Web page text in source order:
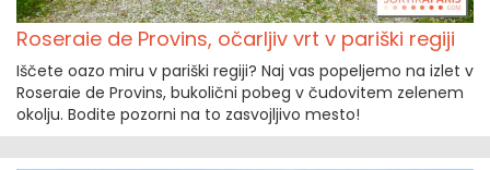
Roseraie de Provins, očarljiv vrt v pariški regiji
Iščete oazo miru v pariški regiji? Naj vas popeljemo na izlet v
Roseraie de Provins, bukolični pobeg v čudovitem zelenem
okolju. Bodite pozorni na to zasvojljivo mesto!